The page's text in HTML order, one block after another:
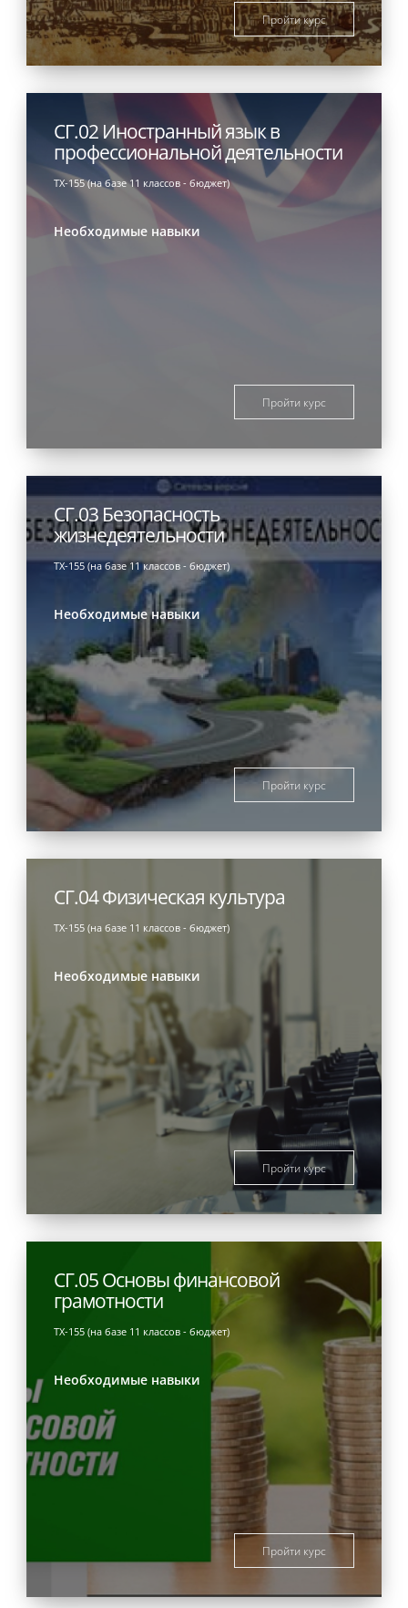
Пройти курс
СГ.02 Иностранный язык в
профессиональной деятельности
ТХ-155 (на базе 11 классов - бюджет)
Необходимые навыки
Пройти курс
СГ.03 Безопасность
жизнедеятельности
ТХ-155 (на базе 11 классов - бюджет)
Необходимые навыки
Пройти курс
СГ.04 Физическая культура
ТХ-155 (на базе 11 классов - бюджет)
Необходимые навыки
Пройти курс
СГ.05 Основы финансовой
грамотности
ТХ-155 (на базе 11 классов - бюджет)
Необходимые навыки
Пройти курс